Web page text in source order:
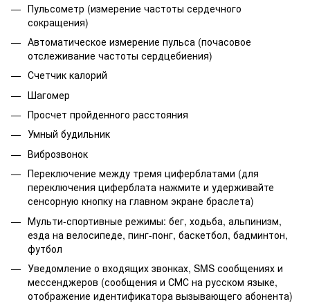
Пульсометр (измерение частоты сердечного
сокращения)
Автоматическое измерение пульса (почасовое
отслеживание частоты сердцебиения)
Счетчик калорий
Шагомер
Просчет пройденного расстояния
Умный будильник
Виброзвонок
Переключение между тремя циферблатами (для
переключения циферблата нажмите и удерживайте
сенсорную кнопку на главном экране браслета)
Мульти-спортивные режимы: бег, ходьба, альпинизм,
езда на велосипеде, пинг-понг, баскетбол, бадминтон,
футбол
Уведомление о входящих звонках, SMS сообщениях и
мессенджеров (сообщения и СМС на русском языке,
отображение идентификатора вызывающего абонента)